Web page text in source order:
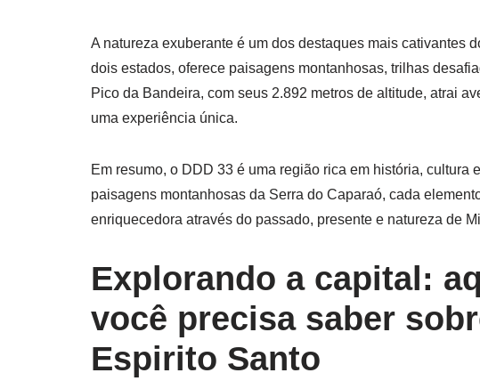
A natureza exuberante é um dos destaques mais cativantes
dois estados, oferece paisagens montanhosas, trilhas
Pico da Bandeira, com seus 2.892 metros de altitude, atrai
uma experiência única.
Em resumo, o DDD 33 é uma região rica em história,
paisagens montanhosas da Serra do Caparaó, cada
enriquecedora através do passado, presente e natureza de
Explorando a capital:
você precisa saber
Espirito Santo